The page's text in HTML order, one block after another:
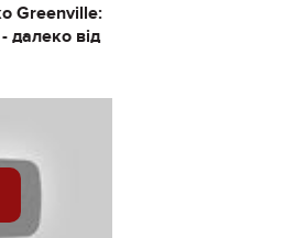
Greenville:
далеко від